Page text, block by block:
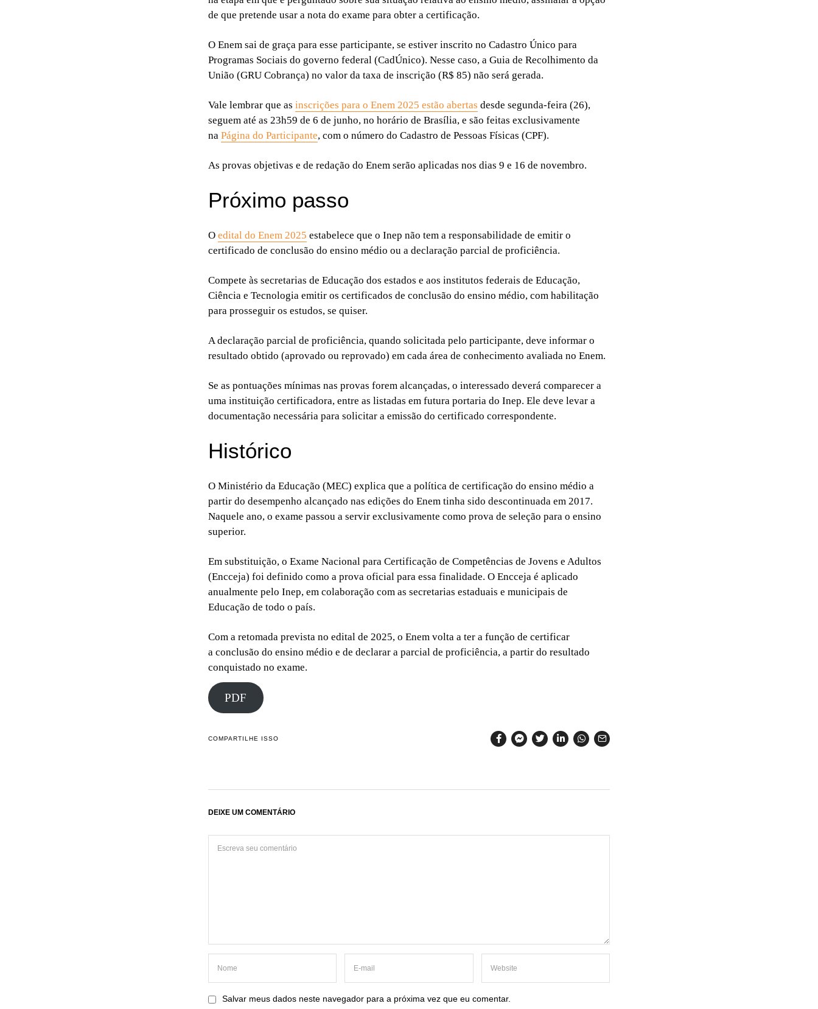
de que pretende usar a nota do exame para obter a certificação.
O Enem sai de graça para esse participante, se estiver inscrito no Cadastro Único para
Programas Sociais do governo federal (CadÚnico). Nesse caso, a Guia de Recolhimento da
União (GRU Cobrança) no valor da taxa de inscrição (R$ 85) não será gerada.
Vale lembrar que as inscrições para o Enem 2025 estão abertas desde segunda-feira (26),
seguem até as 23h59 de 6 de junho, no horário de Brasília, e são feitas exclusivamente
na Página do Participante, com o número do Cadastro de Pessoas Físicas (CPF).
As provas objetivas e de redação do Enem serão aplicadas nos dias 9 e 16 de novembro.
Próximo passo
O edital do Enem 2025 estabelece que o Inep não tem a responsabilidade de emitir o
certificado de conclusão do ensino médio ou a declaração parcial de proficiência.
Compete às secretarias de Educação dos estados e aos institutos federais de Educação,
Ciência e Tecnologia emitir os certificados de conclusão do ensino médio, com habilitação
para prosseguir os estudos, se quiser.
A declaração parcial de proficiência, quando solicitada pelo participante, deve informar o
resultado obtido (aprovado ou reprovado) em cada área de conhecimento avaliada no Enem.
Se as pontuações mínimas nas provas forem alcançadas, o interessado deverá comparecer a
uma instituição certificadora, entre as listadas em futura portaria do Inep. Ele deve levar a
documentação necessária para solicitar a emissão do certificado correspondente.
Histórico
O Ministério da Educação (MEC) explica que a política de certificação do ensino médio a
partir do desempenho alcançado nas edições do Enem tinha sido descontinuada em 2017.
Naquele ano, o exame passou a servir exclusivamente como prova de seleção para o ensino
superior.
Em substituição, o Exame Nacional para Certificação de Competências de Jovens e Adultos
(Encceja) foi definido como a prova oficial para essa finalidade. O Encceja é aplicado
anualmente pelo Inep, em colaboração com as secretarias estaduais e municipais de
Educação de todo o país.
Com a retomada prevista no edital de 2025, o Enem volta a ter a função de certificar
a conclusão do ensino médio e de declarar a parcial de proficiência, a partir do resultado
conquistado no exame.
PDF
COMPARTILHE ISSO
DEIXE UM COMENTÁRIO
Salvar meus dados neste navegador para a próxima vez que eu comentar.